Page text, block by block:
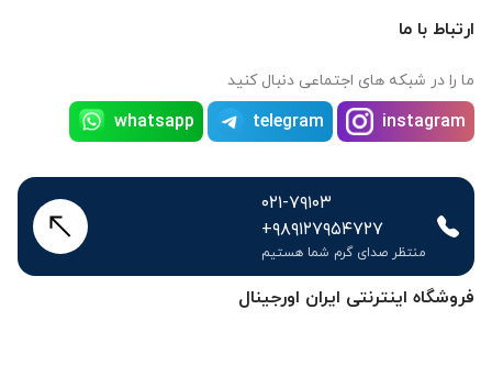
فروشگاه اینترنتی ایران اورجینال
ارتباط با ما
ما را در شبکه های اجتماعی دنبال کنید
instagram
telegram
whatsapp
۰۲۱-۷۹۱۰۳
+۹۸۹۱۲۷۹۵۴۷۲۷
منتظر صدای گرم شما هستیم